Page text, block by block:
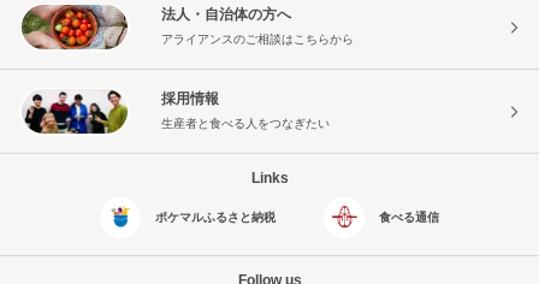
法人・自治体の方へ
アライアンスのご相談はこちらから
採用情報
生産者と食べる人をつなぎたい
Links
ポケマルふるさと納税 食べる通信
Follow us